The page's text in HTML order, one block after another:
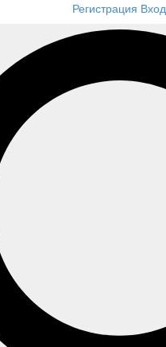
Регистрация Вход